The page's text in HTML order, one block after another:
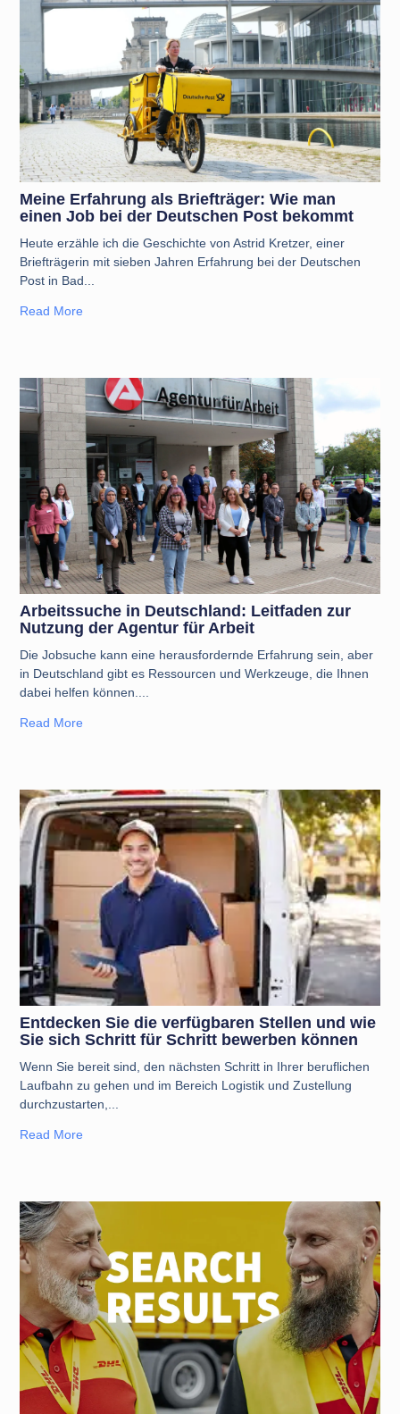
Meine Erfahrung als Briefträger: Wie man
einen Job bei der Deutschen Post bekommt
Heute erzähle ich die Geschichte von Astrid Kretzer, einer
Briefträgerin mit sieben Jahren Erfahrung bei der Deutschen
Post in Bad
Read More
Arbeitssuche in Deutschland: Leitfaden zur
Nutzung der Agentur für Arbeit
Die Jobsuche kann eine herausfordernde Erfahrung sein, aber
in Deutschland gibt es Ressourcen und Werkzeuge, die Ihnen
dabei helfen können.
Read More
Entdecken Sie die verfügbaren Stellen und wie
Sie sich Schritt für Schritt bewerben können
Wenn Sie bereit sind, den nächsten Schritt in Ihrer beruflichen
Laufbahn zu gehen und im Bereich Logistik und Zustellung
durchzustarten,
Read More